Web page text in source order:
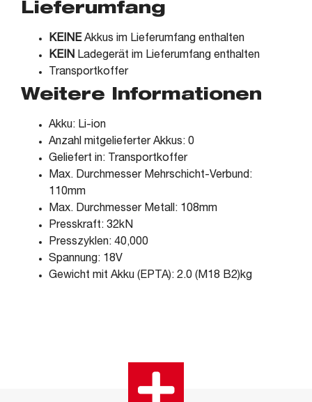
Lieferumfang
KEINEAkkus im Lieferumfang enthalten
KEIN Ladegerät im Lieferumfang enthalten
Transportkoffer
Weitere Informationen
Akku: Li-ion
Anzahl mitgelieferter Akkus: 0
Geliefert in: Transportkoffer
Max. Durchmesser Mehrschicht-Verbund:
110mm
Max. Durchmesser Metall: 108mm
Presskraft: 32kN
Presszyklen: 40,000
Spannung: 18V
Gewicht mit Akku (EPTA): 2.0 (M18 B2)kg